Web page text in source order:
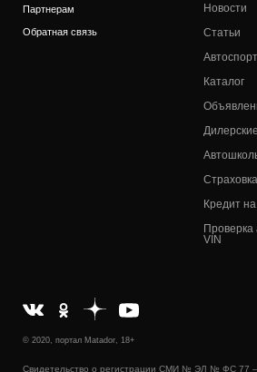
Партнерам
Обратная связь
Новости
Статьи
Автоспорт
Каталог
Страховка
Кредит
Проверка
VIN
© 2020, портал Matador, 18+
Свидетельство о регистрации СМИ № ЭЛ № ФС 77 –